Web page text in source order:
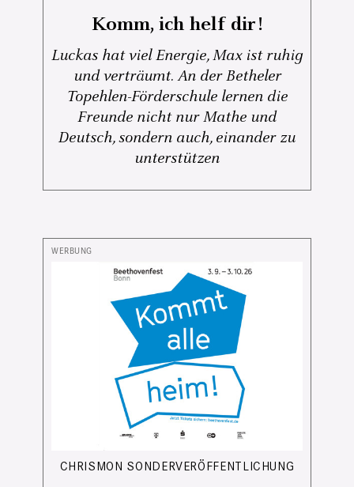
Komm, ich helf dir!
Luckas hat viel Energie, Max ist ruhig
und verträumt. An der Betheler
Topehlen-Förderschule lernen die
Freunde nicht nur Mathe und
Deutsch, sondern auch, einander zu
unterstützen
CHRISMON SONDERVERÖFFENTLICHUNG